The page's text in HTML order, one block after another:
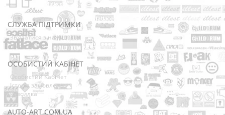
СЛУЖБА ПІДТРИМКИ
Зв’язатися з нами
Мапа сайту
ОСОБИСТИЙ КАБІНЕТ
Особистий Кабінет
Історія замовлень
Розсилка
AUTO-ART.COM.UA